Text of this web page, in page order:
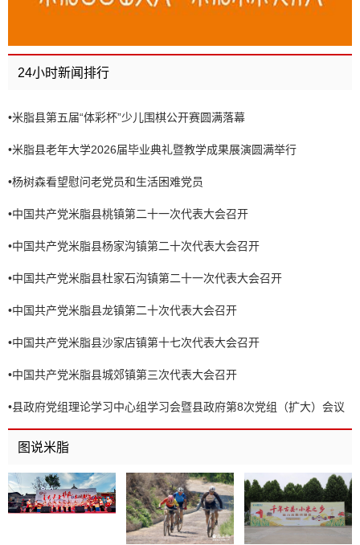
24小时新闻排行
•米脂县第五届“体彩杯”少儿围棋公开赛圆满落幕
•米脂县老年大学2026届毕业典礼暨教学成果展演圆满举行
•杨树森看望慰问老党员和生活困难党员
•中国共产党米脂县桃镇第二十一次代表大会召开
•中国共产党米脂县杨家沟镇第二十次代表大会召开
•中国共产党米脂县杜家石沟镇第二十一次代表大会召开
•中国共产党米脂县龙镇第二十次代表大会召开
•中国共产党米脂县沙家店镇第十七次代表大会召开
•中国共产党米脂县城郊镇第三次代表大会召开
•县政府党组理论学习中心组学习会暨县政府第8次党组（扩大）会议
召开
图说米脂